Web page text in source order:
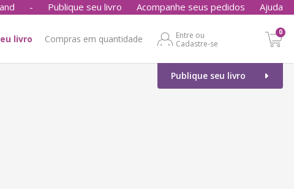
- Publique seu livro Acompanhe seus pedidos Ajuda
livro Compras em quantidade
Entre ou
Cadastre-se
0
Publique seu livro